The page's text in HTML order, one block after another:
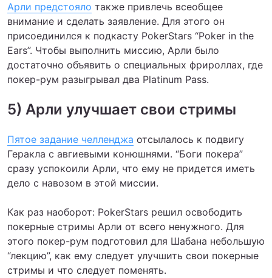
Арли предстояло также привлечь всеобщее
внимание и сделать заявление. Для этого он
присоединился к подкасту PokerStars “Poker in the
Ears”. Чтобы выполнить миссию, Арли было
достаточно объявить о специальных фрироллах, где
покер-рум разыгрывал два Platinum Pass.
5) Арли улучшает свои стримы
Пятое задание челленджа отсылалось к подвигу
Геракла с авгиевыми конюшнями. “Боги покера”
сразу успокоили Арли, что ему не придется иметь
дело с навозом в этой миссии.
Как раз наоборот: PokerStars решил освободить
покерные стримы Арли от всего ненужного. Для
этого покер-рум подготовил для Шабана небольшую
“лекцию”, как ему следует улучшить свои покерные
стримы и что следует поменять.